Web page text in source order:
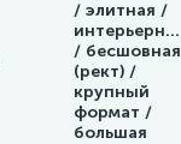
/ элитная /
интерьерная
/ бесшовная
(рект) /
крупный
формат /
большая